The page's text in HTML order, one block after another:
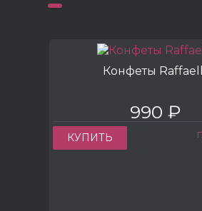
Конфеты
990 ₽
КУПИТЬ